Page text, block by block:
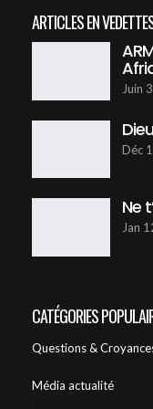
16
20
21
ARTICLES EN
Juin
Déc
Ne
Jan
CATÉGORIES
Questions &
Média actualité